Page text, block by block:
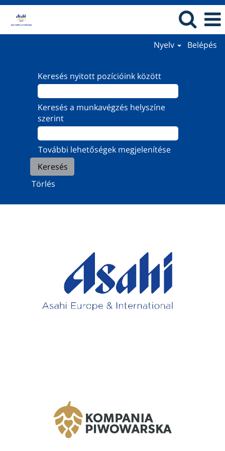
Nyelv Belépés
Keresés nyitott pozícióink között
Keresés a munkavégzés helyszíne
szerint
További lehetőségek megjelenítése
Törlés